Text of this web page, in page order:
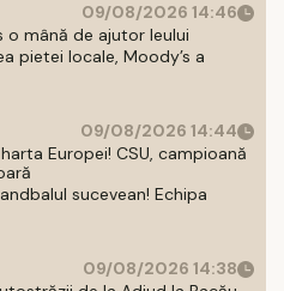
09/08/2026 14:46
o mână de ajutor leului
pietei locale, Moody’s a
09/08/2026 14:44
Europei! CSU, campioană
sucevean! Echipa
09/08/2026 14:38